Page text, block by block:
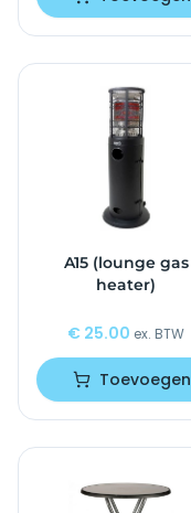
A15 (lounge gas
heater)
€ 25.00 ex. BTW
Toevoegen